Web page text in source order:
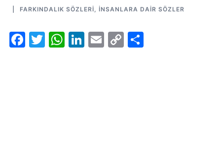
FARKINDALIK SÖZLERI İNSANLARA DAIR SÖZLER
Facebook
Twitter
WhatsApp
LinkedIn
Email
Copy